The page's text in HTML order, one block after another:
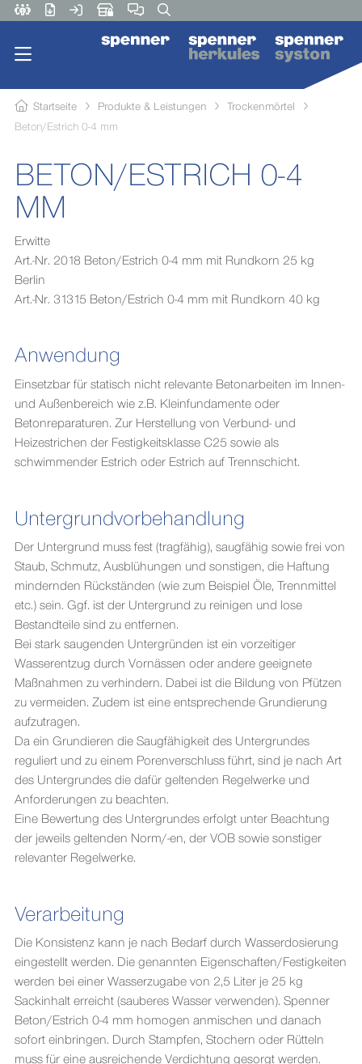
Startseite Produkte & Leistungen
Trockenmörtel
Beton/Estrich 0-4 mm
BETON/ESTRICH 0-4
MM
Erwitte
Art.-Nr. 2018 Beton/Estrich 0-4 mm mit Rundkorn 25 kg
Berlin
Art.-Nr. 31315 Beton/Estrich 0-4 mm mit Rundkorn 40 kg
Anwendung
Einsetzbar für statisch nicht relevante Betonarbeiten im Innen-
und Außenbereich wie z.B. Kleinfundamente oder
Betonreparaturen. Zur Herstellung von Verbund- und
Heizestrichen der Festigkeitsklasse C25 sowie als
schwimmender Estrich oder Estrich auf Trennschicht.
Untergrundvorbehandlung
Der Untergrund muss fest (tragfähig), saugfähig sowie frei von
Staub, Schmutz, Ausblühungen und sonstigen, die Haftung
mindernden Rückständen (wie zum Beispiel Öle, Trennmittel
etc.) sein. Ggf. ist der Untergrund zu reinigen und lose
Bestandteile sind zu entfernen.
Bei stark saugenden Untergründen ist ein vorzeitiger
Wasserentzug durch Vornässen oder andere geeignete
Maßnahmen zu verhindern. Dabei ist die Bildung von Pfützen
zu vermeiden. Zudem ist eine entsprechende Grundierung
aufzutragen.
Da ein Grundieren die Saugfähigkeit des Untergrundes
reguliert und zu einem Porenverschluss führt, sind je nach Art
des Untergrundes die dafür geltenden Regelwerke und
Anforderungen zu beachten.
Eine Bewertung des Untergrundes erfolgt unter Beachtung
der jeweils geltenden Norm/-en, der VOB sowie sonstiger
relevanter Regelwerke.
Verarbeitung
Die Konsistenz kann je nach Bedarf durch Wasserdosierung
eingestellt werden. Die genannten Eigenschaften/Festigkeiten
werden bei einer Wasserzugabe von 2,5 Liter je 25 kg
Sackinhalt erreicht (sauberes Wasser verwenden). Spenner
Beton/Estrich 0-4 mm homogen anmischen und danach
sofort einbringen. Durch Stampfen, Stochern oder Rütteln
muss für eine ausreichende Verdichtung gesorgt werden.